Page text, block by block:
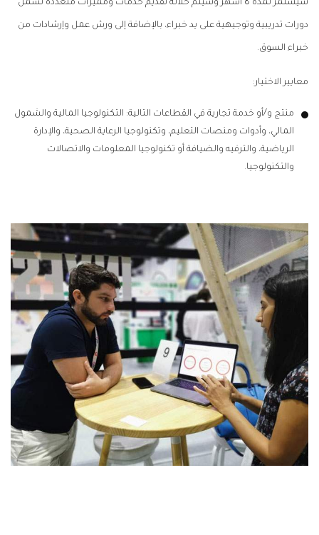
سيستمر لمدة 8 أشهر وسيتم خلاله تقديم خدمات ومميزات متعددة تشمل
دورات تدريبية وتوجيهية على يد خبراء، بالإضافة إلى ورش عمل وإرشادات من
خبراء السوق.
معايير الاختيار:
منتج و/أو خدمة تجارية في القطاعات التالية: التكنولوجيا المالية والشمول
المالي، وأدوات ومنصات التعليم، وتكنولوجيا الرعاية الصحية، والإدارة
الرياضية، والترفيه والضيافة أو تكنولوجيا المعلومات والاتصالات
والتكنولوجيا.